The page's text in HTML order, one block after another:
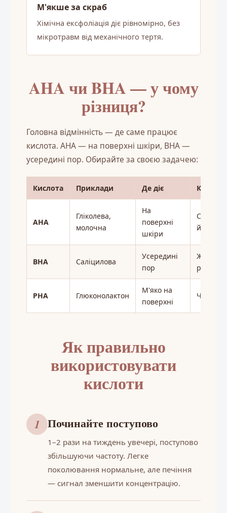
М'якше за скраб
Хімічна ексфоліація діє рівномірно, без
мікротравм від механічного тертя.
AHA чи BHA — у чому
різниця?
Головна відмінність — де саме працює
кислота. AHA — на поверхні шкіри, BHA —
усередині пор. Обирайте за своєю задачею:
Кислота Приклади Де діє Кому
AHA
Гліколева,
молочна
На
поверхні
шкіри
Сухій,
й
BHA Саліцилова
Усередині
пор
Жирній,
PHA Глюконолактон
М'яко на
поверхні
Як правильно
використовувати
кислоти
1 Починайте поступово
1–2 рази на тиждень увечері, поступово
збільшуючи частоту. Легке
поколювання нормальне, але печіння
— сигнал зменшити концентрацію.